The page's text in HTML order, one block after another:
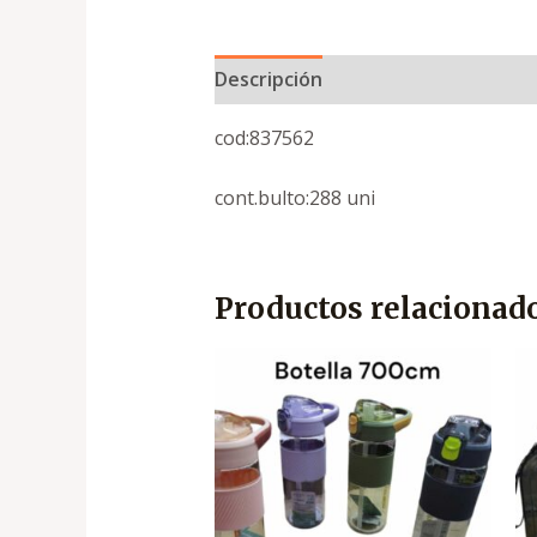
Descripción
cod:837562
cont.bulto:288 uni
Productos